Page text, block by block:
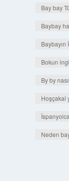
Bay bay
Baybay
Bokun
By by
Hoşçakal
Neden